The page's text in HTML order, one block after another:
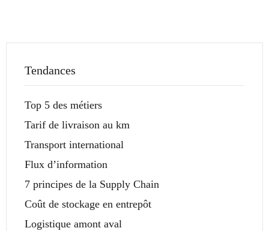
Tendances
Top 5 des métiers
Tarif de livraison au km
Transport international
Flux d’information
7 principes de la Supply Chain
Coût de stockage en entrepôt
Logistique amont aval